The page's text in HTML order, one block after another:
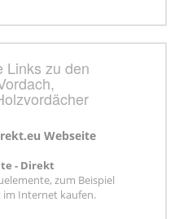
Links zu den
- Direkt
zum Beispiel
Internet kaufen.